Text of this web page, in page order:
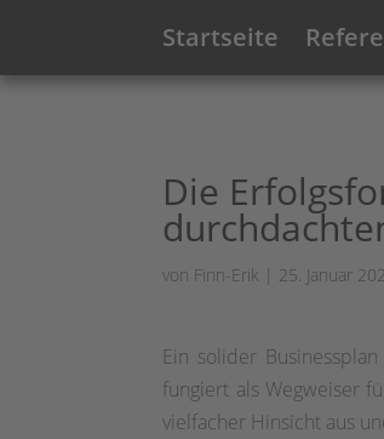
Startseite
Die
von Finn-Erik | 25. Januar
Ein solider
fungiert als Wegweiser
vielfacher Hinsicht aus